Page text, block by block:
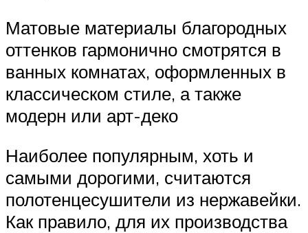
Матовые материалы благородных
оттенков гармонично смотрятся в
ванных комнатах, оформленных в
классическом стиле, а также
модерн или арт-деко
Наиболее популярным, хоть и
самыми дорогими, считаются
полотенцесушители из нержавейки.
Как правило, для их производства